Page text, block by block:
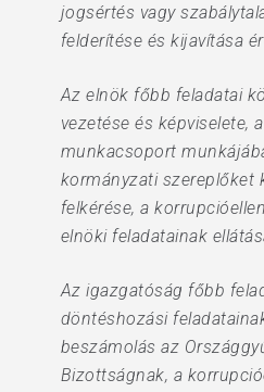
jogsértés vagy
felderítése és kijavítása
Az elnök főbb feladatai
vezetése és képviselete,
munkacsoport
kormányzati szereplőket
felkérése, a
elnöki feladatainak
Az igazgatóság főbb
döntéshozási
beszámolás az
Bizottságnak, a